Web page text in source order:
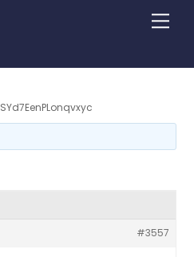
SYd7EenPLonqvxyc
#3557